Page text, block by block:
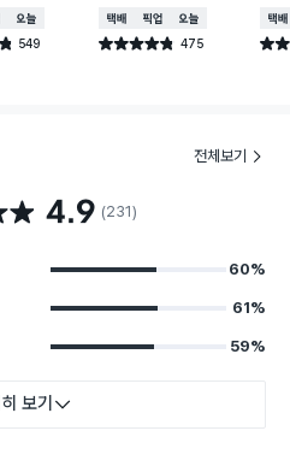
업오늘배송
549
건 작성
택배배송매장픽업오늘배송
별점 4.8점 475
건 작성
택배
별점
전체보기
4.9 (231)
60%
61%
59%
보기